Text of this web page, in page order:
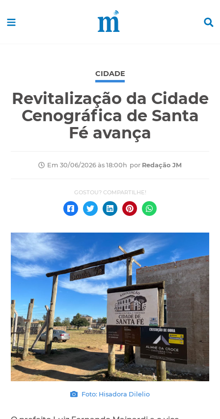
CIDADE
Revitalização da Cidade
Cenográfica de Santa
Fé avança
Em 30/06/2026 às 18:00h por Redação JM
Foto: Hisadora Dilelio